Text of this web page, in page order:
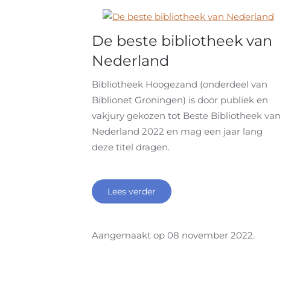
De beste bibliotheek van
Nederland
Bibliotheek Hoogezand (onderdeel van
Biblionet Groningen) is door publiek en
vakjury gekozen tot Beste Bibliotheek van
Nederland 2022 en mag een jaar lang
deze titel dragen.
Lees verder
Aangemaakt op 08 november 2022.